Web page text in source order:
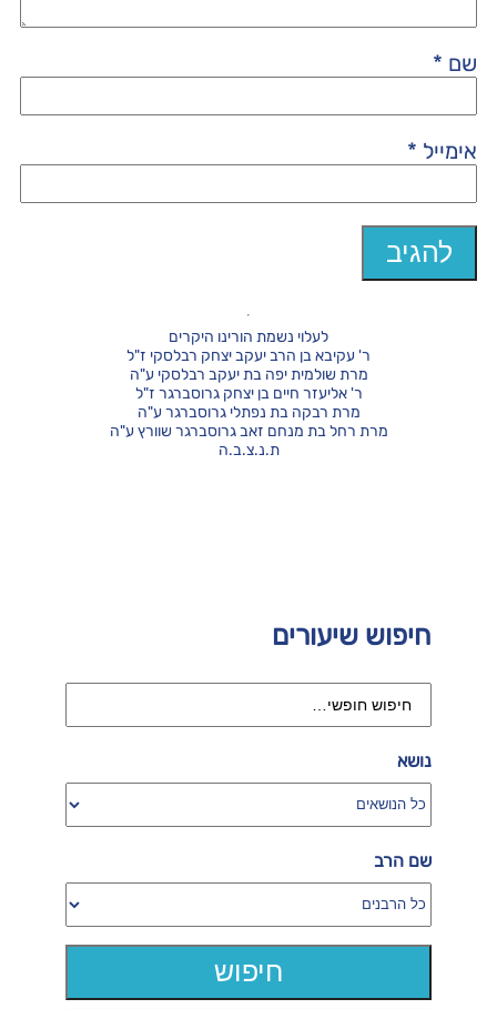
שם *
אימייל *
חיפוש שיעורים
נושא
שם הרב
לעלוי נשמת הורינו היקרים
ר' עקיבא בן הרב יעקב יצחק רבלסקי ז"ל
מרת שולמית יפה בת יעקב רבלסקי ע"ה
ר' אליעזר חיים בן יצחק גרוסברגר ז"ל
מרת רבקה בת נפתלי גרוסברגר ע"ה
מרת רחל בת מנחם זאב גרוסברגר שוורץ ע"ה
ת.נ.צ.ב.ה